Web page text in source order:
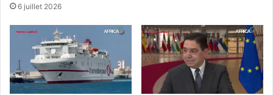
6 juillet 2026